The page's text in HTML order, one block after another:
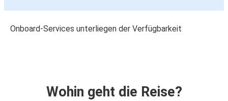
Onboard-Services unterliegen der Verfügbarkeit
Wohin geht die Reise?